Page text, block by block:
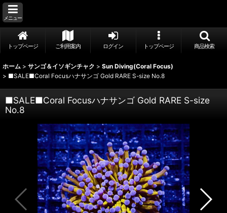
メニュー
トップページ ご利用案内 ログイン トップページ 商品検索
ホーム > サンゴ＆イソギンチャク > Sun Diving(Coral Focus)
> ■SALE■Coral Focusハナサンゴ Gold RARE S-size No.8
■SALE■Coral Focusハナサンゴ Gold RARE S-size
No.8